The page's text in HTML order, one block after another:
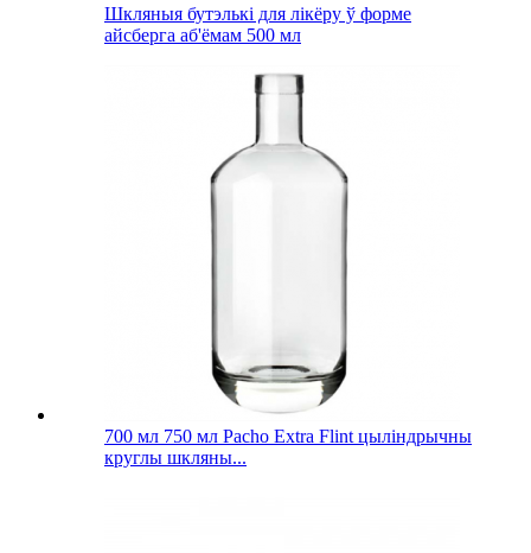
Шкляныя бутэлькі для лікёру ў форме
айсберга аб'ёмам 500 мл
700 мл 750 мл Pacho Extra Flint цыліндрычны
круглы шкляны...